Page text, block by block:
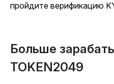
пройдите верификацию
Больше
TOKEN2049